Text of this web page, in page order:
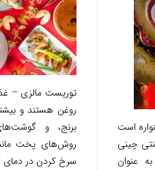
توریست مالزی –
روغن هستند و
برنج، و
روش‌های پخت
سرخ کردن در دمای
است
چینی
عنوان